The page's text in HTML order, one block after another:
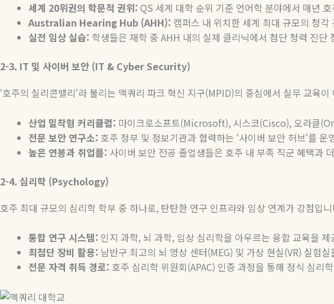
세계 20위권의 학문적 권위: QS 세계 대학 순위 기준 언어학 분야에서 매년
Australian Hearing Hub (AHH): 캠퍼스 내 위치한 세계 최대 규모의 청각
실전 임상 실습: 학생들은 재학 중 AHH 내의 실제 클리닉에서 첨단 청력 진단
2-3. IT 및 사이버 보안 (IT & Cyber Security)
‘호주의 실리콘밸리‘라 불리는 맥쿼리 파크 혁신 지구(MPID)의 중심에서 실무 교육이
산업 밀착형 커리큘럼: 마이크로소프트(Microsoft), 시스코(Cisco), 오라클
전문 보안 연구소: 호주 정부 및 정보기관과 협력하는 ‘사이버 보안 허브‘를 운
높은 연봉과 취업률: 사이버 보안 전공 졸업생들은 호주 내 부족 직군 혜택과
2-4. 심리학 (Psychology)
호주 최대 규모의 심리학 학부 중 하나로, 탄탄한 연구 인프라와 임상 연계가 강점입
통합 연구 시스템: 인지 과학, 뇌 과학, 임상 심리학을 아우르는 융합 교육을 제
최첨단 장비 활용: 남반구 최고의 뇌 영상 센터(MEG) 및 가상 현실(VR) 실험실
전문 자격 취득 경로: 호주 심리학 위원회(APAC) 인증 과정을 통해 정식 심리